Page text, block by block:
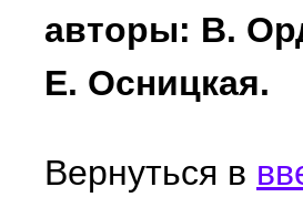
авторы: В.
Е. Осницкая.
Вернуться в